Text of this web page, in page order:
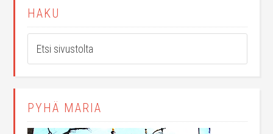
HAKU
PYHÄ MARIA